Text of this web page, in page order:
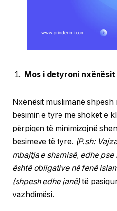
Mos i detyroni
Nxënësit muslimanë
besimin e tyre me shokët e
përpiqen të minimizojnë
besimeve të tyre. (P.sh:
mbajtja e shamisë, edhe
është obligative në fenë
(shpesh edhe janë)të
vazhdimësi.